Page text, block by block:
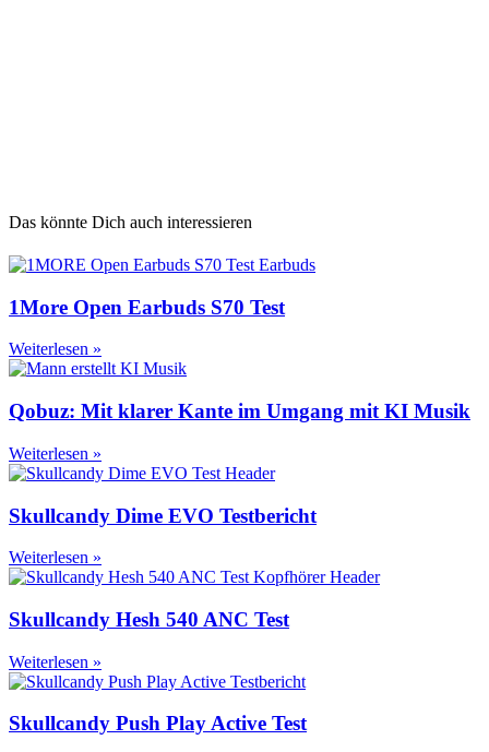
Das könnte Dich auch interessieren
1More Open Earbuds S70 Test
Weiterlesen »
Qobuz: Mit klarer Kante im Umgang mit KI Musik
Weiterlesen »
Skullcandy Dime EVO Testbericht
Weiterlesen »
Skullcandy Hesh 540 ANC Test
Weiterlesen »
Skullcandy Push Play Active Test